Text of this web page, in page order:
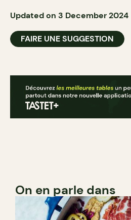
Updated on 3 December 2024
FAIRE UNE SUGGESTION
On en parle dans